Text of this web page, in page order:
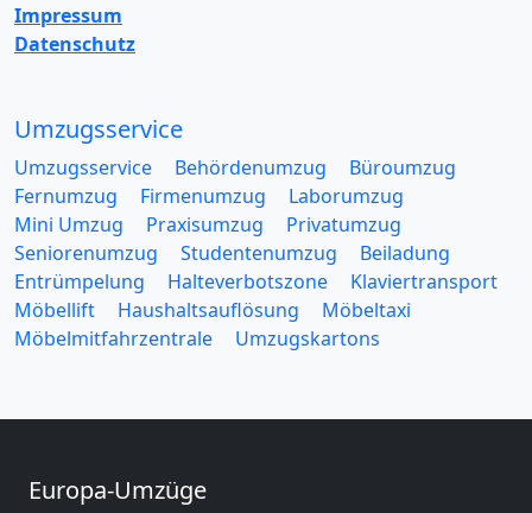
Impressum
Datenschutz
Umzugsservice
Umzugsservice Behördenumzug
Büroumzug
Fernumzug
Firmenumzug
Laborumzug
Mini Umzug
Praxisumzug
Privatumzug
Seniorenumzug
Studentenumzug
Beiladung
Entrümpelung
Halteverbotszone
Klaviertransport
Möbellift
Haushaltsauflösung
Möbeltaxi
Möbelmitfahrzentrale
Umzugskartons
Europa-Umzüge